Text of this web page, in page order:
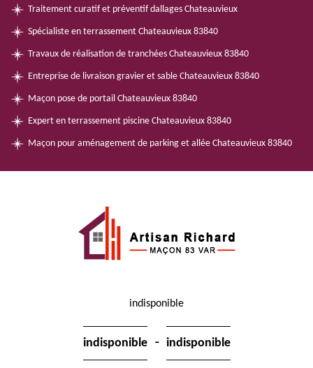
Traitement curatif et préventif dallages Chateauvieux
Spécialiste en terrassement Chateauvieux 83840
Travaux de réalisation de tranchées Chateauvieux 83840
Entreprise de livraison gravier et sable Chateauvieux 83840
Maçon pose de portail Chateauvieux 83840
Expert en terrassement piscine Chateauvieux 83840
Maçon pour aménagement de parking et allée Chateauvieux 83840
indisponible
indisponible - indisponible